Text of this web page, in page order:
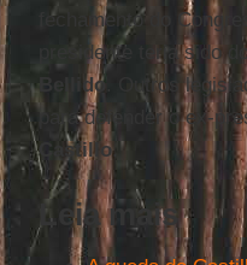
fechamento do
presidente teria sido
Bellido
. Outros
para defender o ex-
Castillo.
Leia mais